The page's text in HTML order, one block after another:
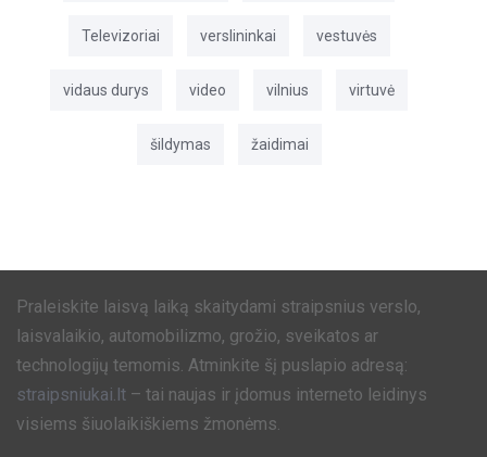
Televizoriai verslininkai vestuvės
vidaus durys video vilnius virtuvė
šildymas žaidimai
Praleiskite laisvą laiką skaitydami straipsnius verslo,
laisvalaikio, automobilizmo, grožio, sveikatos ar
technologijų temomis. Atminkite šį puslapio adresą:
straipsniukai.lt – tai naujas ir įdomus interneto leidinys
visiems šiuolaikiškiems žmonėms.